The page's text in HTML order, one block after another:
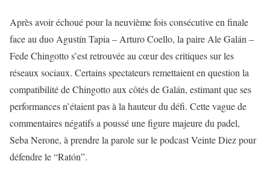
Après avoir échoué pour la neuvième fois consécutive en finale
face au duo Agustín Tapia – Arturo Coello, la paire Ale Galán –
Fede Chingotto s’est retrouvée au cœur des critiques sur les
réseaux sociaux. Certains spectateurs remet­taient en question la
compatibilité de Chingotto aux côtés de Galán, estimant que ses
performances n’étaient pas à la hauteur du défi. Cette vague de
commentaires négatifs a poussé une figure majeure du padel,
Seba Nerone, à prendre la parole sur le podcast Veinte Diez pour
défendre le “Ratón”.